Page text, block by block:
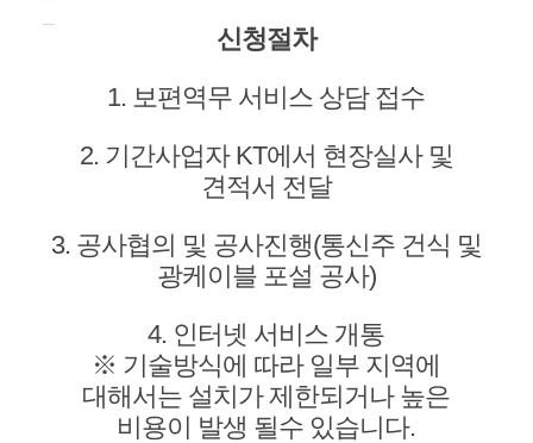
신청절차
1. 보편역무 서비스 상담 접수
2. 기간사업자 KT에서 현장실사 및
견적서 전달
3. 공사협의 및 공사진행(통신주 건식 및
광케이블 포설 공사)
4. 인터넷 서비스 개통
※ 기술방식에 따라 일부 지역에
대해서는 설치가 제한되거나 높은
비용이 발생 될수 있습니다.